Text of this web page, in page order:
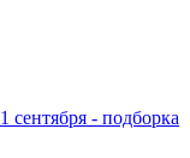
сентября - подборка